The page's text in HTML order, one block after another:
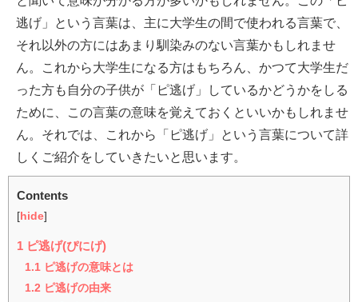
逃げ」という言葉は、主に大学生の間で使われる言葉で、
それ以外の方にはあまり馴染みのない言葉かもしれませ
ん。これから大学生になる方はもちろん、かつて大学生だ
った方も自分の子供が「ピ逃げ」しているかどうかをしる
ために、この言葉の意味を覚えておくといいかもしれませ
ん。それでは、これから「ピ逃げ」という言葉について詳
しくご紹介をしていきたいと思います。
Contents
[ hide]
1 ピ逃げ(ぴにげ)
1.1 ピ逃げの意味とは
1.2 ピ逃げの由来